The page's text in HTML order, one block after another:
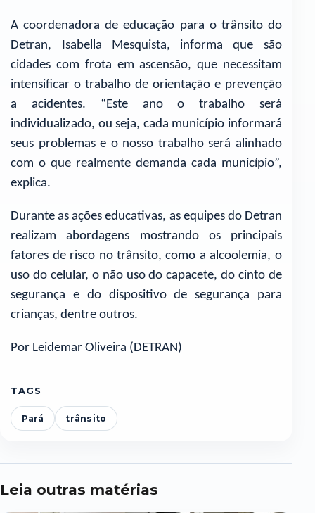
A coordenadora de educação para o trânsito do
Detran, Isabella Mesquista, informa que são
cidades com frota em ascensão, que necessitam
intensificar o trabalho de orientação e prevenção
a acidentes. “Este ano o trabalho será
individualizado, ou seja, cada município informará
seus problemas e o nosso trabalho será alinhado
com o que realmente demanda cada município”,
explica.
Durante as ações educativas, as equipes do Detran
realizam abordagens mostrando os principais
fatores de risco no trânsito, como a alcoolemia, o
uso do celular, o não uso do capacete, do cinto de
segurança e do dispositivo de segurança para
crianças, dentre outros.
Por Leidemar Oliveira (DETRAN)
TAGS
Pará trânsito
Leia outras matérias